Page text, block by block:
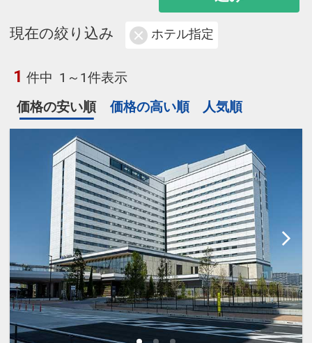
現在の絞り込み ホテル指定
1 件中 1～1件表示
価格の安い順
価格の高い順 人気順